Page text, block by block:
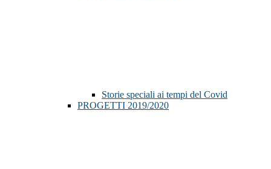
Storie speciali ai tempi del Covid
PROGETTI 2019/2020